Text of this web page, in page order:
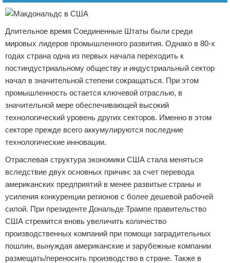
Длительное время Соединенные Штаты были среди
мировых лидеров промышленного развития. Однако в 80-х
годах страна одна из первых начала переходить к
постиндустриальному обществу и индустриальный сектор
начал в значительной степени сокращаться. При этом
промышленность остается ключевой отраслью, в
значительной мере обеспечивающей высокий
технологический уровень других секторов. Именно в этом
секторе прежде всего аккумулируются последние
технологические инновации.
Отраслевая структура экономики США стала меняться
вследствие двух основных причин: за счет перевода
американских предприятий в менее развитые страны и
усиления конкуренции регионов с более дешевой рабочей
силой. При президенте Дональде Трампе правительство
США стремится вновь увеличить количество
производственных компаний при помощи заградительных
пошлин, вынуждая американские и зарубежные компании
размещать/переносить производство в стране. Также в